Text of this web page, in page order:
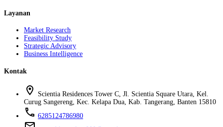
Layanan
Market Research
Feasibility Study
Strategic Advisory
Business Intelligence
Kontak
location_on
Scientia Residences Tower C, Jl. Scientia Square Utara, Kel.
Curug Sangereng, Kec. Kelapa Dua, Kab. Tangerang, Banten 15810
phone 6285124786980